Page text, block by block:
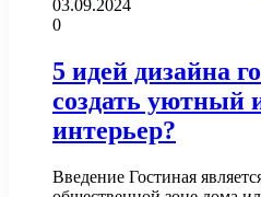
03.09.2024
0
5 идей дизайна
создать уютный
интерьер?
Введение Гостиная